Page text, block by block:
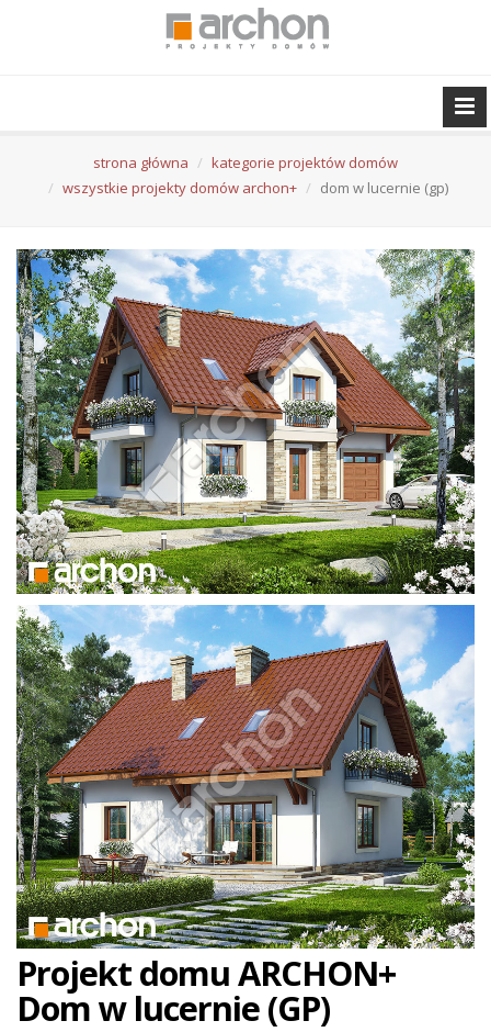
strona główna
kategorie projektów domów
wszystkie projekty domów archon+
dom w lucernie (gp)
Projekt domu ARCHON+
Dom w lucernie (GP)